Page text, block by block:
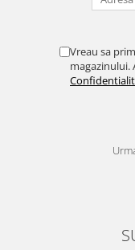
Vreau sa
magazinului.